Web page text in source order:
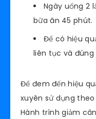
Ngày uống 2
bữa ăn 45 phút.
Để có hiệu
liên tục và đúng
Để đem đến hiệu
xuyên sử dụng
Hành trình giảm